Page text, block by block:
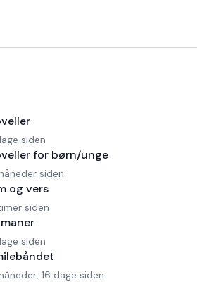
siden
for børn/unge
siden
og vers
siden
siden
16 dage siden